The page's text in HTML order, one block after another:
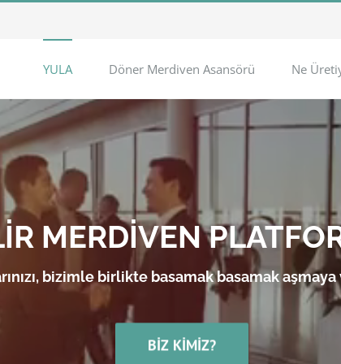
YULA Döner Merdiven Asansörü Ne
MERDİVEN
bizimle birlikte basamak basamak aşmaya
BIZ KIMIZ?